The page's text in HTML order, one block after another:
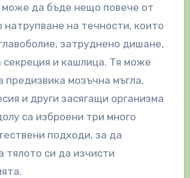
може да бъде нещо повече от
натрупване на течности, които
затруднено дишане,
секреция и кашлица. Тя може
предизвика мозъчна мъгла,
и други засягащи организма
са изброени три много
подходи, за да
тялото си да изчисти